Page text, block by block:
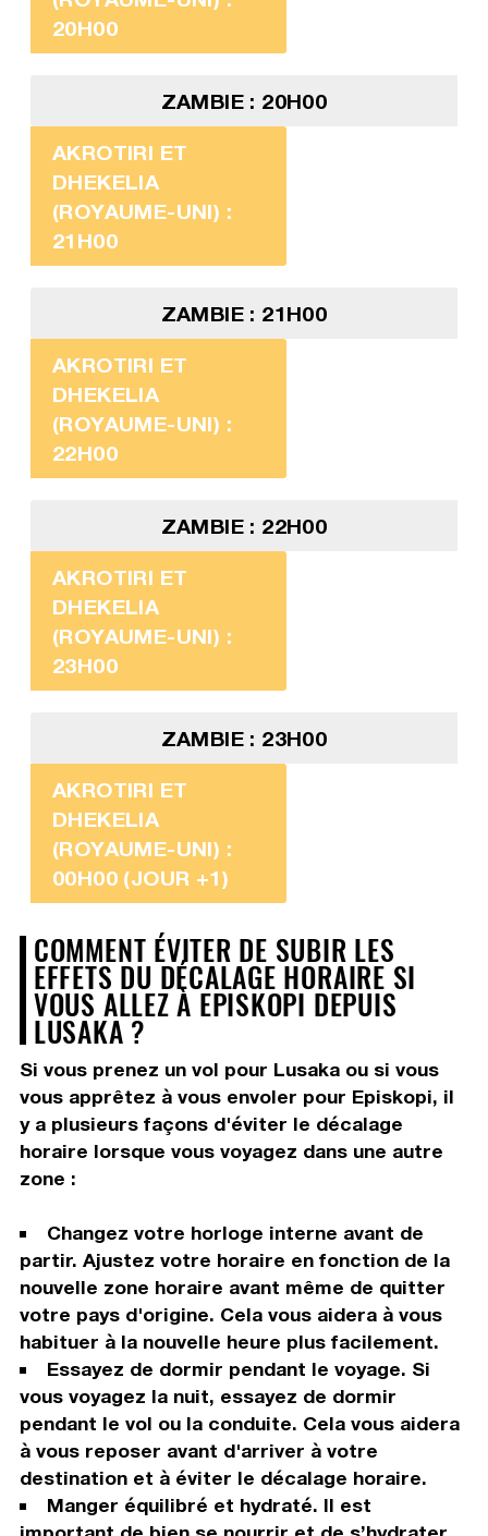
20H00
ZAMBIE : 20H00
AKROTIRI ET
DHEKELIA
(ROYAUME-UNI) :
21H00
ZAMBIE : 21H00
AKROTIRI ET
DHEKELIA
(ROYAUME-UNI) :
22H00
ZAMBIE : 22H00
AKROTIRI ET
DHEKELIA
(ROYAUME-UNI) :
23H00
ZAMBIE : 23H00
AKROTIRI ET
DHEKELIA
(ROYAUME-UNI) :
00H00 (JOUR +1)
COMMENT ÉVITER DE SUBIR LES
EFFETS DU DÉCALAGE HORAIRE SI
VOUS ALLEZ À EPISKOPI DEPUIS
LUSAKA ?
Si vous prenez un vol pour Lusaka ou si vous
vous apprêtez à vous envoler pour Episkopi, il
y a plusieurs façons d'éviter le décalage
horaire lorsque vous voyagez dans une autre
zone :
Changez votre horloge interne avant de
partir. Ajustez votre horaire en fonction de la
nouvelle zone horaire avant même de quitter
votre pays d'origine. Cela vous aidera à vous
habituer à la nouvelle heure plus facilement.
Essayez de dormir pendant le voyage. Si
vous voyagez la nuit, essayez de dormir
pendant le vol ou la conduite. Cela vous aidera
à vous reposer avant d'arriver à votre
destination et à éviter le décalage horaire.
Manger équilibré et hydraté. Il est